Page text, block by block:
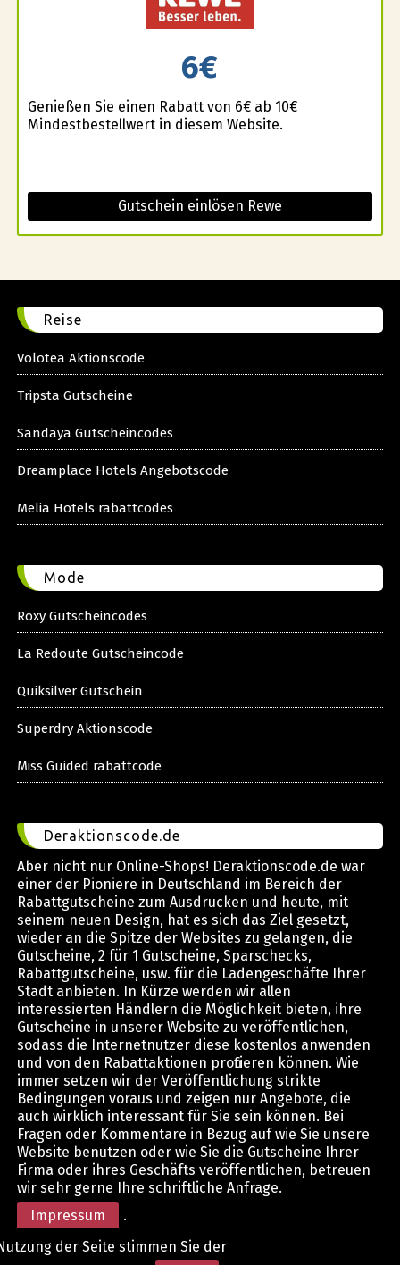
6€
Genießen Sie einen Rabatt von 6€ ab 10€
Mindestbestellwert in diesem Website.
Gutschein einlösen Rewe
Reise
Volotea Aktionscode
Tripsta Gutscheine
Sandaya Gutscheincodes
Dreamplace Hotels Angebotscode
Melia Hotels rabattcodes
Mode
Roxy Gutscheincodes
La Redoute Gutscheincode
Quiksilver Gutschein
Superdry Aktionscode
Miss Guided rabattcode
Deraktionscode.de
Aber nicht nur Online-Shops! Deraktionscode.de war
einer der Pioniere in Deutschland im Bereich der
Rabattgutscheine zum Ausdrucken und heute, mit
seinem neuen Design, hat es sich das Ziel gesetzt,
wieder an die Spitze der Websites zu gelangen, die
Gutscheine, 2 für 1 Gutscheine, Sparschecks,
Rabattgutscheine, usw. für die Ladengeschäfte Ihrer
Stadt anbieten. In Kürze werden wir allen
interessierten Händlern die Möglichkeit bieten, ihre
Gutscheine in unserer Website zu veröffentlichen,
sodass die Internetnutzer diese kostenlos anwenden
und von den Rabattaktionen profitieren können. Wie
immer setzen wir der Veröffentlichung strikte
Bedingungen voraus und zeigen nur Angebote, die
auch wirklich interessant für Sie sein können. Bei
Fragen oder Kommentare in Bezug auf wie Sie unsere
Website benutzen oder wie Sie die Gutscheine Ihrer
Firma oder ihres Geschäfts veröffentlichen, betreuen
wir sehr gerne Ihre schriftliche Anfrage.
Impressum
.
der Seite stimmen Sie der